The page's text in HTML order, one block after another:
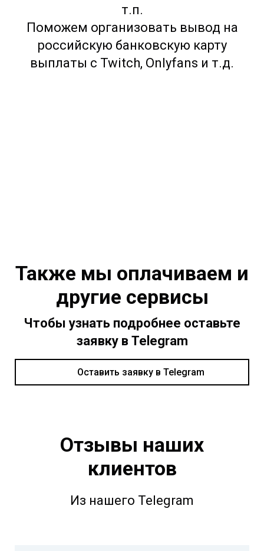
т.п.
Поможем организовать вывод на
российскую банковскую карту
выплаты с Twitch, Onlyfans и т.д.
Также мы оплачиваем и
другие сервисы
Чтобы узнать подробнее оставьте
заявку в Telegram
Оставить заявку в Telegram
Отзывы наших
клиентов
Из нашего Telegram